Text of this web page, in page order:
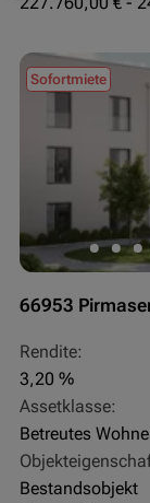
Sofortmiete
66953
Rendite:
3,20 %
Assetklasse:
Betreutes
Bestandsobjekt